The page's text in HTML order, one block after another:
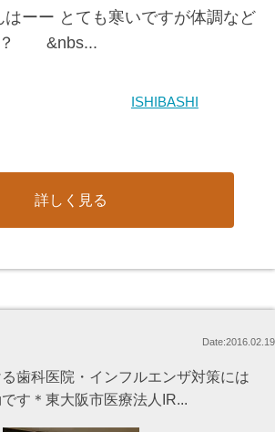
ーー とても寒いですが体調など
？ &nbs...
ISHIBASHI
詳しく見る
Date:2016.02.19
歯科医院・インフルエンザ対策には
す＊東大阪市医療法人IR...